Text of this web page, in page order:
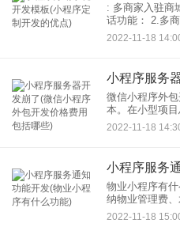
: 多商家入驻商城小程序开
话功能： 2.多商户迁入：多商户迁入分销商城系统
支持多商户迁
2022-11-18
微信小程序外包开
本。在小型项目
总成本的90%
测试，产品修改
2022-11-18
物业小程序有什么功能呢 1，在
纳物业管理费、
通过物业小程序费用。 2.在线预约
取维修服务或配
2022-11-18